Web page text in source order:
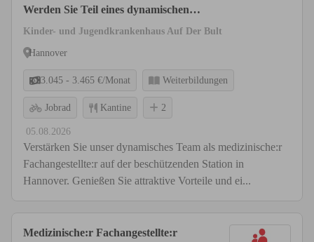
Werden Sie Teil eines dynamischen
Teams!
Kinder- und Jugendkrankenhaus Auf Der Bult
Hannover
3.045 - 3.465 €/Monat Weiterbildungen
Jobrad Kantine 2
05.08.2026
Verstärken Sie unser dynamisches Team als medizinische:r
Fachangestellte:r auf der beschützenden Station in
Hannover. Genießen Sie attraktive Vorteile und ei...
Medizinische:r Fachangestellte:r